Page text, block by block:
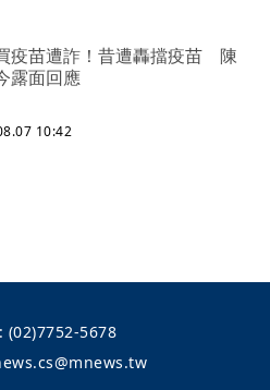
疫苗遭詐！昔遭轟擋疫苗 陳
露面回應
10:42
(02)7752-5678